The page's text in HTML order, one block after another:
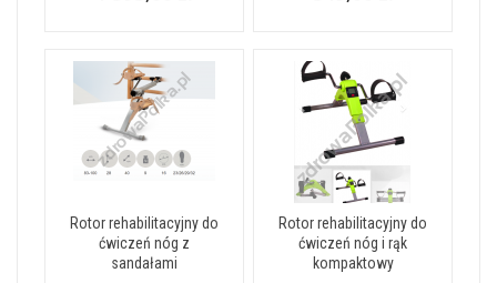
Rotor rehabilitacyjny do
ćwiczeń nóg z
sandałami
Rotor rehabilitacyjny do
ćwiczeń nóg i rąk
kompaktowy